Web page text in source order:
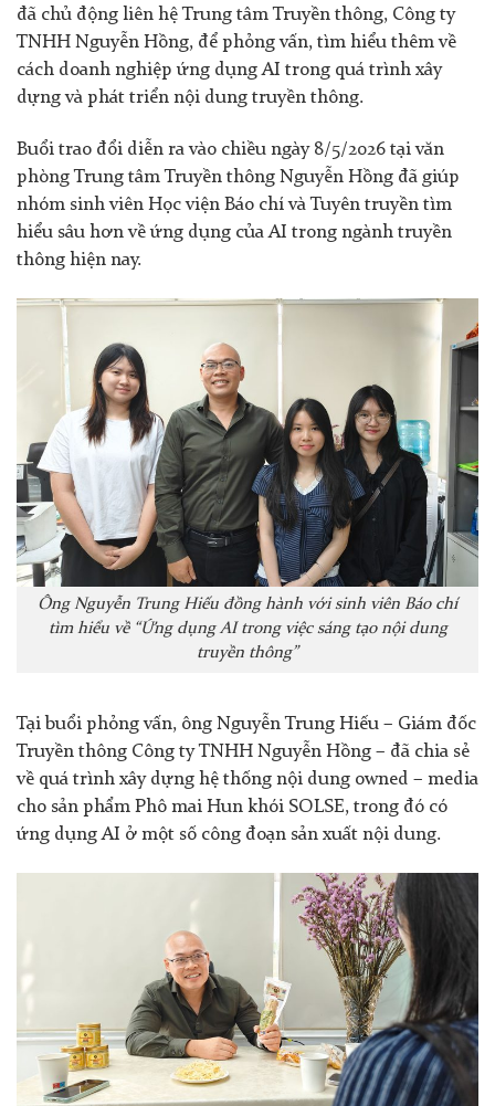
đã chủ động liên hệ Trung tâm Truyền thông, Công ty
TNHH Nguyễn Hồng, để phỏng vấn, tìm hiểu thêm về
cách doanh nghiệp ứng dụng AI trong quá trình xây
dựng và phát triển nội dung truyền thông.
Buổi trao đổi diễn ra vào chiều ngày 8/5/2026 tại văn
phòng Trung tâm Truyền thông Nguyễn Hồng đã giúp
nhóm sinh viên Học viện Báo chí và Tuyên truyền tìm
hiểu sâu hơn về ứng dụng của AI trong ngành truyền
thông hiện nay.
Ông Nguyễn Trung Hiếu đồng hành với sinh viên Báo chí
tìm hiểu về “Ứng dụng AI trong việc sáng tạo nội dung
truyền thông”
Tại buổi phỏng vấn, ông Nguyễn Trung Hiếu – Giám đốc
Truyền thông Công ty TNHH Nguyễn Hồng – đã chia sẻ
về quá trình xây dựng hệ thống nội dung owned – media
cho sản phẩm Phô mai Hun khói SOLSE, trong đó có
ứng dụng AI ở một số công đoạn sản xuất nội dung.